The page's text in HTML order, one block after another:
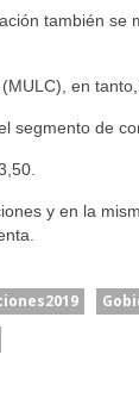
también se
en
segmento de
y en la